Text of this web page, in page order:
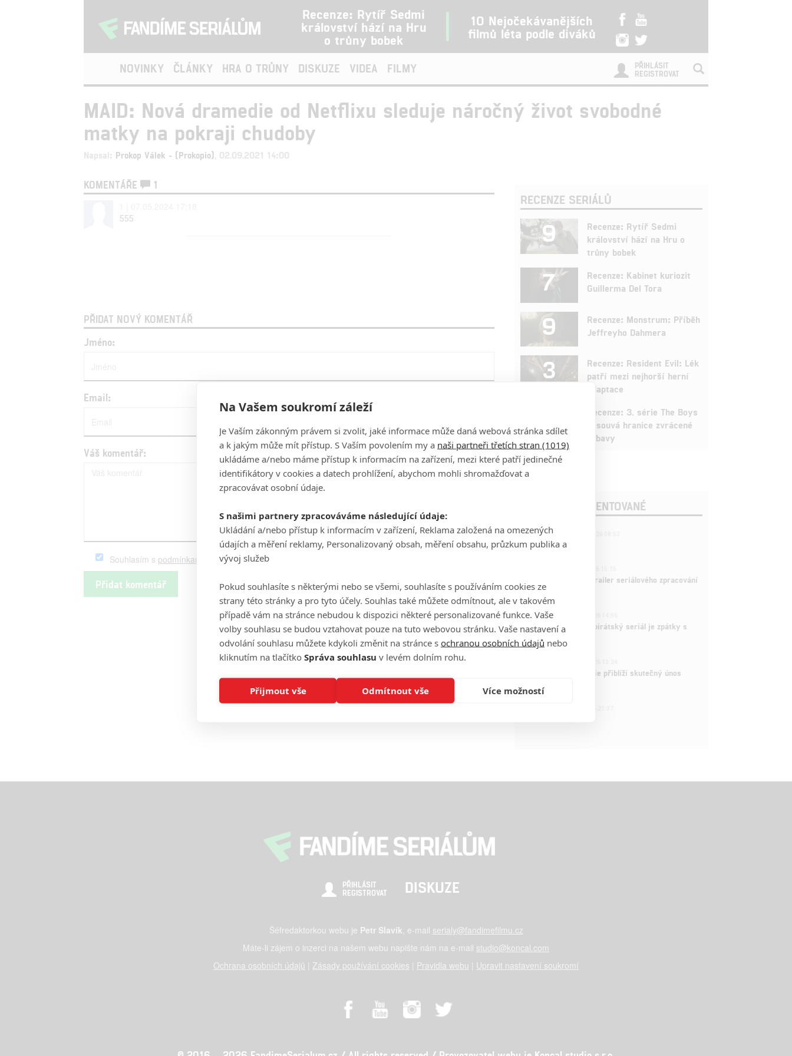
Recenze: Rytíř Sedmi
království hází na Hru
o trůny bobek
10 Nejočekávanějších
filmů léta podle diváků
NOVINKY ČLÁNKY HRA O TRŮNY DISKUZE VIDEA FILMY
PŘIHLÁSIT
REGISTROVAT
MAID: Nová dramedie od Netflixu sleduje náročný život svobodné
matky na pokraji chudoby
Napsal: Prokop Válek - (Prokopio) , 02.09.2021 14:00
KOMENTÁŘE
1
555
PŘIDAT NOVÝ KOMENTÁŘ
Jméno:
Email:
Váš komentář:
Souhlasím s podmínkami serveru FandimeFilmu.cz
RECENZE SERIÁLŮ
9
Recenze: Rytíř Sedmi
království hází na Hru o
trůny bobek
7
Recenze: Kabinet kuriozit
Guillerma Del Tora
9
Recenze: Monstrum: Příběh
Jeffreyho Dahmera
3
Recenze: Resident Evil: Lék
patří mezi nejhorší herní
adaptace
Recenze: 3. série The Boys
posouvá hranice zvrácené
zábavy
POSLEDNÍ KOMENTOVANÉ
221
拆彈專家
Harry Potter: První trailer seriálového zpracování
je venku
3ČLÁNEK | 15.03.2026 14:56
One Piece: Oblíbený pirátský seriál je zpátky s
novými epizodami
Nová dramatická série přiblíží skutečný únos
PŘIHLÁSIT
REGISTROVAT
DISKUZE
Šéfredaktorkou webu je Petr Slavík, e-mail serialy@fandimefilmu.cz
Máte-li zájem o inzerci na našem webu napište nám na e-mail studio@koncal.com
Ochrana osobních údajů
Zásady používání cookies Pravidla webu Upravit nastavení soukromí
Na Vašem soukromí záleží
Je Vaším zákonným právem si zvolit, jaké informace může daná webová stránka sdílet
a k jakým může mít přístup. S Vaším povolením my a naši partneři třetích stran (1019)
ukládáme a/nebo máme přístup k informacím na zařízení, mezi které patří jedinečné
identifikátory v cookies a datech prohlížení, abychom mohli shromažďovat a
zpracovávat osobní údaje.
S našimi partnery zpracováváme následující údaje:
Ukládání a/nebo přístup k informacím v zařízení, Reklama založená na omezených
údajích a měření reklamy, Personalizovaný obsah, měření obsahu, průzkum publika a
vývoj služeb
Pokud souhlasíte s některými nebo se všemi, souhlasíte s používáním cookies ze
strany této stránky a pro tyto účely. Souhlas také můžete odmítnout, ale v takovém
případě vám na stránce nebudou k dispozici některé personalizované funkce. Vaše
volby souhlasu se budou vztahovat pouze na tuto webovou stránku. Vaše nastavení a
odvolání souhlasu můžete kdykoli změnit na stránce s ochranou osobních údajů nebo
kliknutím na tlačítko Správa souhlasu v levém dolním rohu.
Přijmout vše Odmítnout vše Více možností